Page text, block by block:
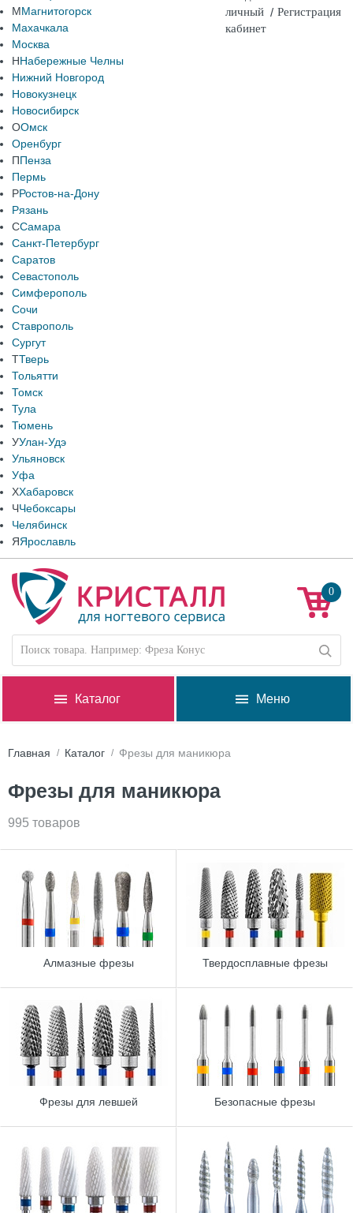
ММагнитогорск
Махачкала
Москва
ННабережные Челны
Нижний Новгород
Новокузнецк
Новосибирск
ООмск
Оренбург
ППенза
Пермь
РРостов-на-Дону
Рязань
ССамара
Санкт-Петербург
Саратов
Севастополь
Симферополь
Сочи
Ставрополь
Сургут
ТТверь
Тольятти
Томск
Тула
Тюмень
УУлан-Удэ
Ульяновск
Уфа
ХХабаровск
ЧЧебоксары
Челябинск
ЯЯрославль
личный
кабинет
/ Регистрация
0
Каталог Меню
Главная Каталог Фрезы для маникюра
Фрезы для маникюра
995 товаров
Алмазные фрезы Твердосплавные фрезы
Фрезы для левшей Безопасные фрезы